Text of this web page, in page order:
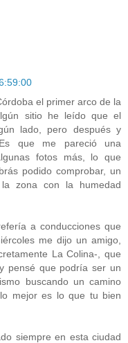
el primer arco de la
sitio he leído que el
lado, pero después y
que me pareció una
fotos más, lo que
podido comprobar, un
zona con la humedad
a conducciones que
me dijo un amigo,
La Colina-, que
pensé que podría ser un
buscando un camino
mejor es lo que tu bien
siempre en esta ciudad